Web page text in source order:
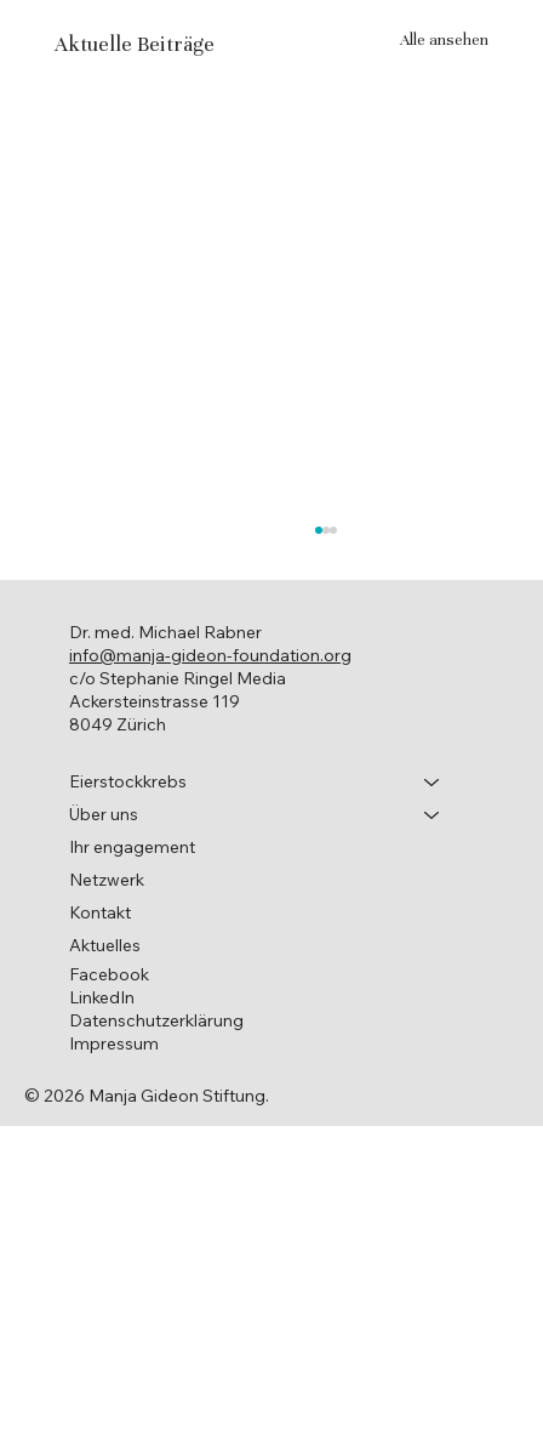
Aktuelle Beiträge Alle ansehen
Leben mit Krebs
Facebook
LinkedIn
Datenschutzerklärung
Impressum
Eierstockkrebs
Über uns
Ihr engagement
Netzwerk
Kontakt
Aktuelles
Dr. med. Michael Rabner
info@manja-gideon-foundation.org
c/o Stephanie Ringel Media
Ackersteinstrasse 119
8049 Zürich
© 2026 Manja Gideon Stiftung.